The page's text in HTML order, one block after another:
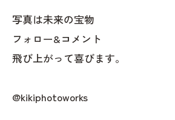
写真は未来の宝物
フォロー&コメント
飛び上がって喜びます。
@kikiphotoworks